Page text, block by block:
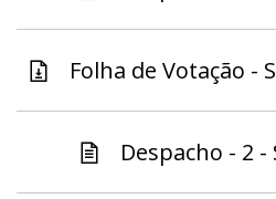
Folha de Votação -
Despacho - 2 -